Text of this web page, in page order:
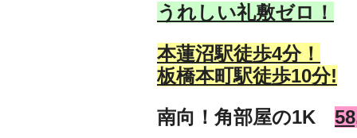
うれしい礼敷ゼロ！
本蓮沼駅徒歩4分！
板橋本町駅徒歩10分!
南向！角部屋の1K